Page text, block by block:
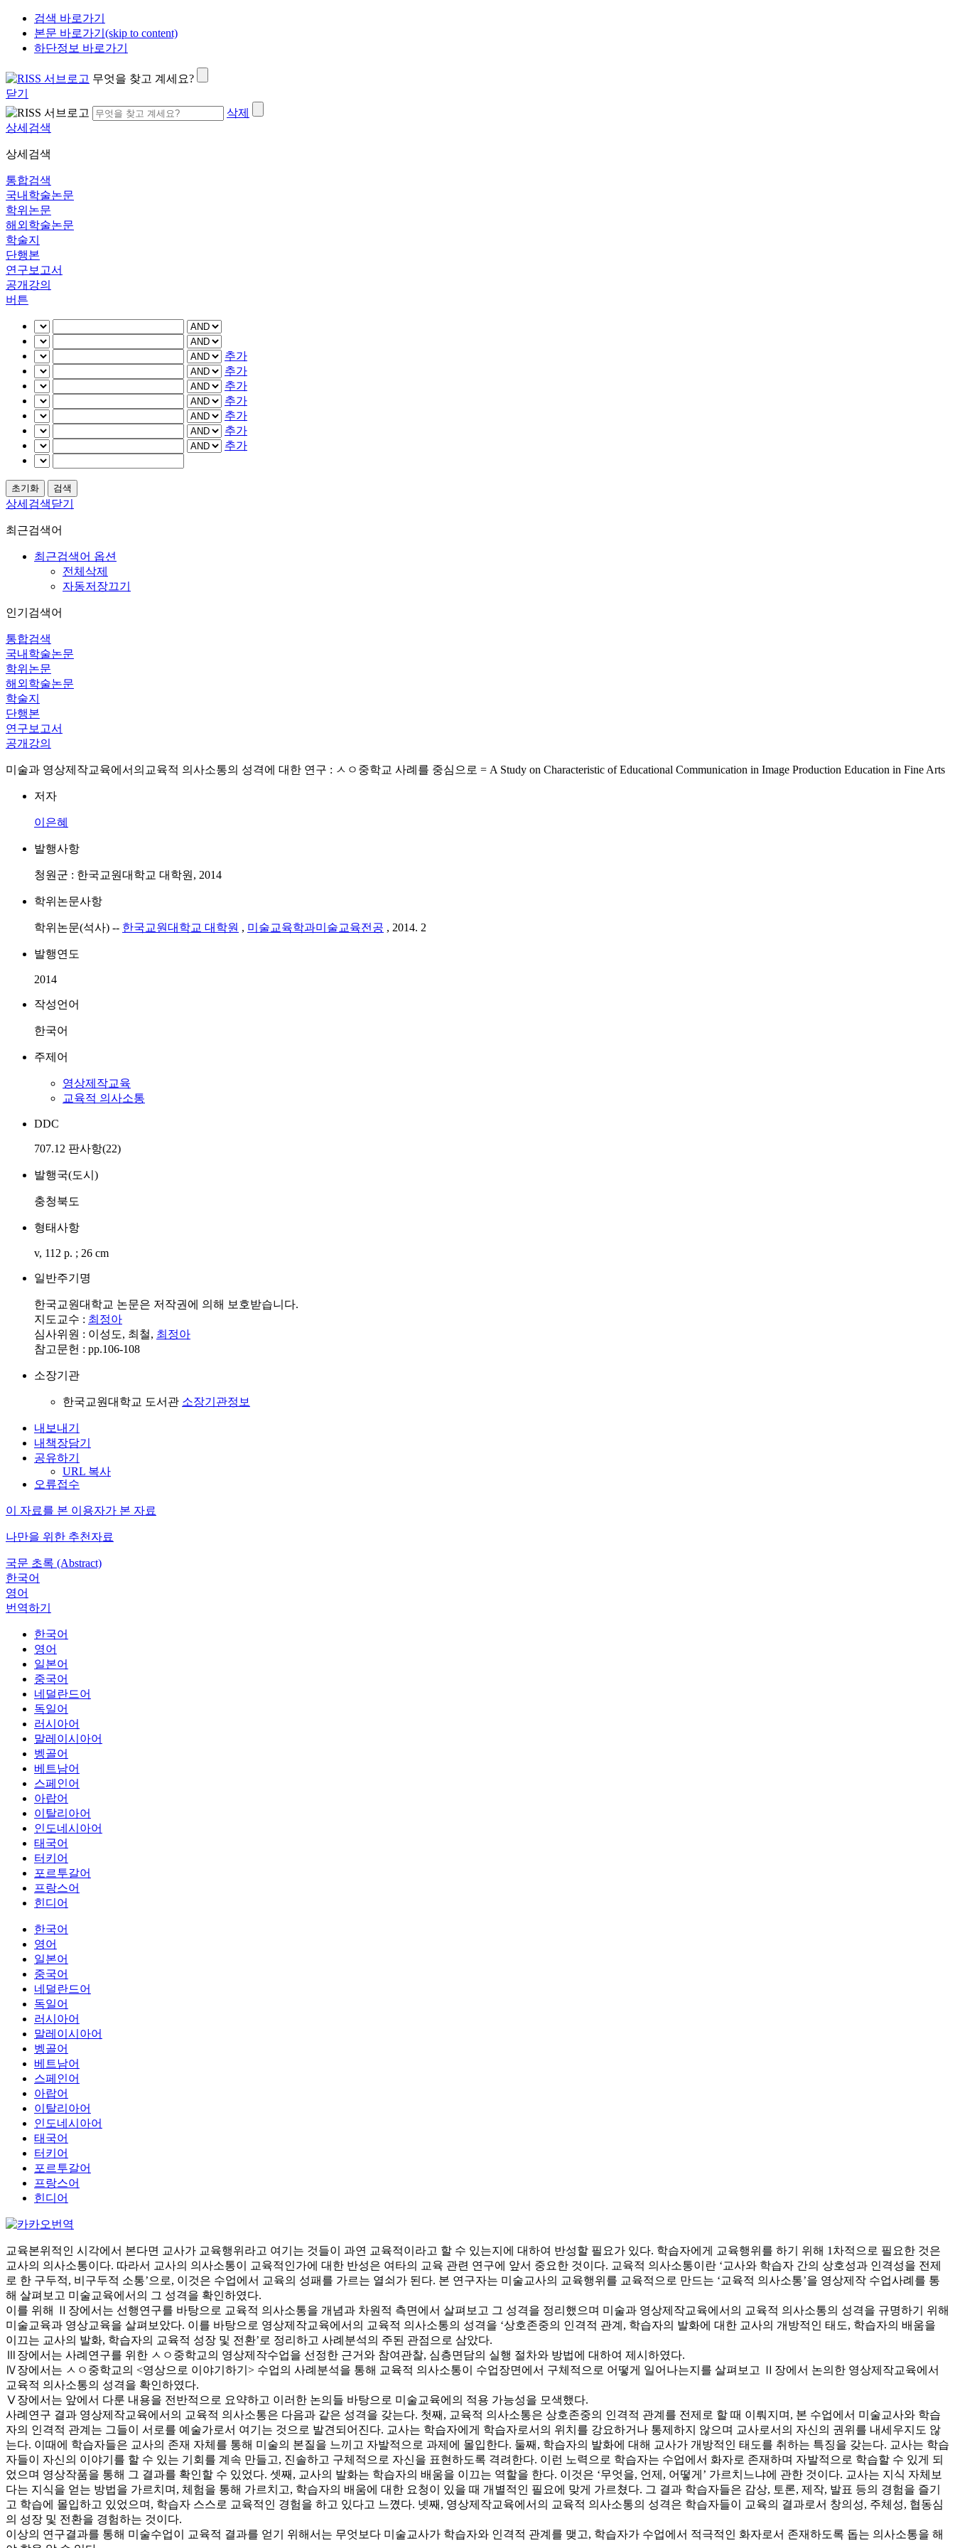
검색 바로가기
본문 바로가기(skip to content)
하단정보 바로가기
무엇을 찾고 계세요?
닫기
삭제
상세검색
상세검색
통합검색
국내학술논문
학위논문
해외학술논문
학술지
단행본
연구보고서
공개강의
버튼
추가
추가
추가
추가
추가
추가
추가
상세검색닫기
최근검색어
최근검색어 옵션
전체삭제
자동저장끄기
인기검색어
통합검색
국내학술논문
학위논문
해외학술논문
학술지
단행본
연구보고서
공개강의
미술과 영상제작교육에서의교육적 의사소통의 성격에 대한 연구 : ㅅㅇ중학교 사례를 중심으로 = A Study on Characteristic of Educational Communication in Image Production Education in Fine Arts
저자
이은혜
발행사항
청원군 : 한국교원대학교 대학원, 2014
학위논문사항
학위논문(석사) -- 한국교원대학교 대학원 , 미술교육학과미술교육전공 , 2014. 2
발행연도
2014
작성언어
한국어
주제어
영상제작교육
교육적 의사소통
DDC
707.12 판사항(22)
발행국(도시)
충청북도
형태사항
v, 112 p. ; 26 cm
일반주기명
한국교원대학교 논문은 저작권에 의해 보호받습니다.
지도교수 : 최정아
심사위원 : 이성도, 최철, 최정아
참고문헌 : pp.106-108
소장기관
한국교원대학교 도서관 소장기관정보
내보내기
내책장담기
공유하기
URL 복사
오류접수
이 자료를 본 이용자가 본 자료
나만을 위한 추천자료
국문 초록 (Abstract)
한국어
영어
번역하기
한국어
영어
일본어
중국어
네덜란드어
독일어
러시아어
말레이시아어
벵골어
베트남어
스페인어
아랍어
이탈리아어
인도네시아어
태국어
터키어
포르투갈어
프랑스어
힌디어
한국어
영어
일본어
중국어
네덜란드어
독일어
러시아어
말레이시아어
벵골어
베트남어
스페인어
아랍어
이탈리아어
인도네시아어
태국어
터키어
포르투갈어
프랑스어
힌디어
교육본위적인 시각에서 본다면 교사가 교육행위라고 여기는 것들이 과연 교육적이라고 할 수 있는지에 대하여 반성할 필요가 있다. 학습자에게 교육행위를 하기 위해 1차적으로 필요한 것은
교사의 의사소통이다. 따라서 교사의 의사소통이 교육적인가에 대한 반성은 여타의 교육 관련 연구에 앞서 중요한 것이다. 교육적 의사소통이란 ‘교사와 학습자 간의 상호성과 인격성을 전제
로 한 구두적, 비구두적 소통’으로, 이것은 수업에서 교육의 성패를 가르는 열쇠가 된다. 본 연구자는 미술교사의 교육행위를 교육적으로 만드는 ‘교육적 의사소통’을 영상제작 수업사례를 통
해 살펴보고 미술교육에서의 그 성격을 확인하였다.
이를 위해 Ⅱ장에서는 선행연구를 바탕으로 교육적 의사소통을 개념과 차원적 측면에서 살펴보고 그 성격을 정리했으며 미술과 영상제작교육에서의 교육적 의사소통의 성격을 규명하기 위해
미술교육과 영상교육을 살펴보았다. 이를 바탕으로 영상제작교육에서의 교육적 의사소통의 성격을 ‘상호존중의 인격적 관계, 학습자의 발화에 대한 교사의 개방적인 태도, 학습자의 배움을
이끄는 교사의 발화, 학습자의 교육적 성장 및 전환’로 정리하고 사례분석의 주된 관점으로 삼았다.
Ⅲ장에서는 사례연구를 위한 ㅅㅇ중학교의 영상제작수업을 선정한 근거와 참여관찰, 심층면담의 실행 절차와 방법에 대하여 제시하였다.
Ⅳ장에서는 ㅅㅇ중학교의 <영상으로 이야기하기> 수업의 사례분석을 통해 교육적 의사소통이 수업장면에서 구체적으로 어떻게 일어나는지를 살펴보고 Ⅱ장에서 논의한 영상제작교육에서
교육적 의사소통의 성격을 확인하였다.
Ⅴ장에서는 앞에서 다룬 내용을 전반적으로 요약하고 이러한 논의들 바탕으로 미술교육에의 적용 가능성을 모색했다.
사례연구 결과 영상제작교육에서의 교육적 의사소통은 다음과 같은 성격을 갖는다. 첫째, 교육적 의사소통은 상호존중의 인격적 관계를 전제로 할 때 이뤄지며, 본 수업에서 미술교사와 학습
자의 인격적 관계는 그들이 서로를 예술가로서 여기는 것으로 발견되어진다. 교사는 학습자에게 학습자로서의 위치를 강요하거나 통제하지 않으며 교사로서의 자신의 권위를 내세우지도 않
는다. 이때에 학습자들은 교사의 존재 자체를 통해 미술의 본질을 느끼고 자발적으로 과제에 몰입한다. 둘째, 학습자의 발화에 대해 교사가 개방적인 태도를 취하는 특징을 갖는다. 교사는 학습
자들이 자신의 이야기를 할 수 있는 기회를 계속 만들고, 진솔하고 구체적으로 자신을 표현하도록 격려한다. 이런 노력으로 학습자는 수업에서 화자로 존재하며 자발적으로 학습할 수 있게 되
었으며 영상작품을 통해 그 결과를 확인할 수 있었다. 셋째, 교사의 발화는 학습자의 배움을 이끄는 역할을 한다. 이것은 ‘무엇을, 언제, 어떻게’ 가르치느냐에 관한 것이다. 교사는 지식 자체보
다는 지식을 얻는 방법을 가르치며, 체험을 통해 가르치고, 학습자의 배움에 대한 요청이 있을 때 개별적인 필요에 맞게 가르쳤다. 그 결과 학습자들은 감상, 토론, 제작, 발표 등의 경험을 즐기
고 학습에 몰입하고 있었으며, 학습자 스스로 교육적인 경험을 하고 있다고 느꼈다. 넷째, 영상제작교육에서의 교육적 의사소통의 성격은 학습자들이 교육의 결과로서 창의성, 주체성, 협동심
의 성장 및 전환을 경험하는 것이다.
이상의 연구결과를 통해 미술수업이 교육적 결과를 얻기 위해서는 무엇보다 미술교사가 학습자와 인격적 관계를 맺고, 학습자가 수업에서 적극적인 화자로서 존재하도록 돕는 의사소통을 해